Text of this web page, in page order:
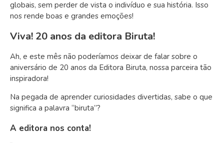
globais, sem perder de vista o indivíduo e sua história. Isso
nos rende boas e grandes emoções!
Viva! 20 anos da editora Biruta!
Ah, e este mês não poderíamos deixar de falar sobre o
aniversário de 20 anos da Editora Biruta, nossa parceira tão
inspiradora!
Na pegada de aprender curiosidades divertidas, sabe o que
significa a palavra “biruta”?
A editora nos conta!